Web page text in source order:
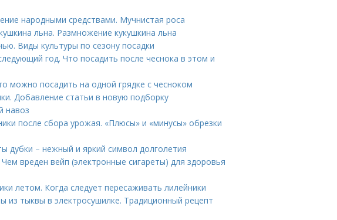
народными средствами. Мучнистая роса
льна. Размножение кукушкина льна
Виды культуры по сезону посадки
год. Что посадить после чеснока в этом и
можно посадить на одной грядке с чесноком
Добавление статьи в новую подборку
навоз
после сбора урожая. «Плюсы» и «минусы» обрезки
дубки – нежный и яркий символ долголетия
вреден вейп (электронные сигареты) для здоровья
летом. Когда следует пересаживать лилейники
из тыквы в электросушилке. Традиционный рецепт